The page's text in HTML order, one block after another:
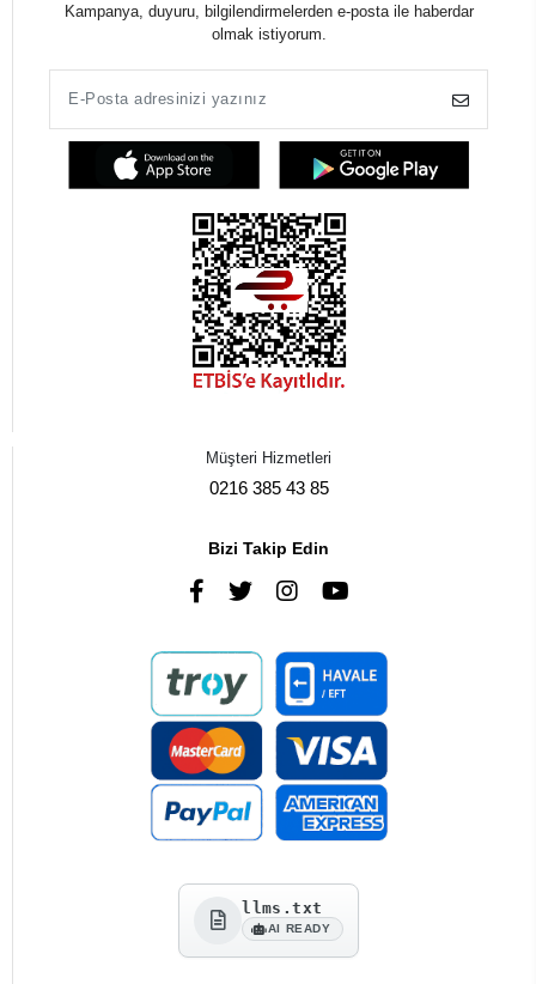
Kampanya, duyuru, bilgilendirmelerden e-posta ile haberdar
olmak istiyorum.
Müşteri Hizmetleri
0216 385 43 85
Bizi Takip Edin
llms.txt
AI READY